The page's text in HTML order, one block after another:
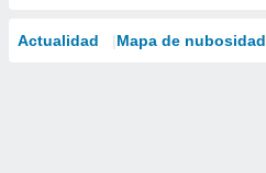
Actualidad Mapa de nubosidad